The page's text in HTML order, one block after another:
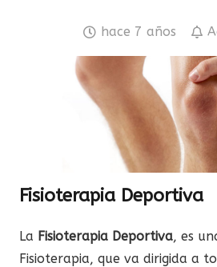
hace 7 años
Fisioterapia Deportiva
La Fisioterapia Deportiva, es
Fisioterapia, que va dirigida a